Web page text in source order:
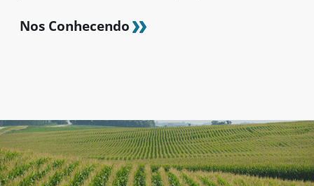
Nos Conhecendo